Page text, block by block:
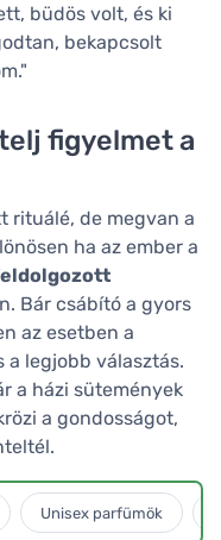
büdös volt, és ki
bekapcsolt
figyelmet a
rituálé, de megvan a
ha az ember a
Bár csábító a gyors
az esetben a
a legjobb választás.
a házi sütemények
a gondosságot,
Unisex parfümök